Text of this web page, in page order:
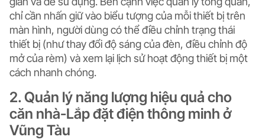
chỉ cần nhấn giữ vào biểu tượng của mỗi thiết bị trên
màn hình, người dùng có thểđiều chỉnh trạng thái
thiết bị (như thay đổi độ sáng của đèn, điều chỉnh độ
mở của rèm) vàxem lại lịch sử hoạt động thiết bị một
cách nhanh chóng.
2. Quản lý năng lượng hiệu quả cho
căn nhà-Lắp đặt điện thông minh ở
Vũng Tàu